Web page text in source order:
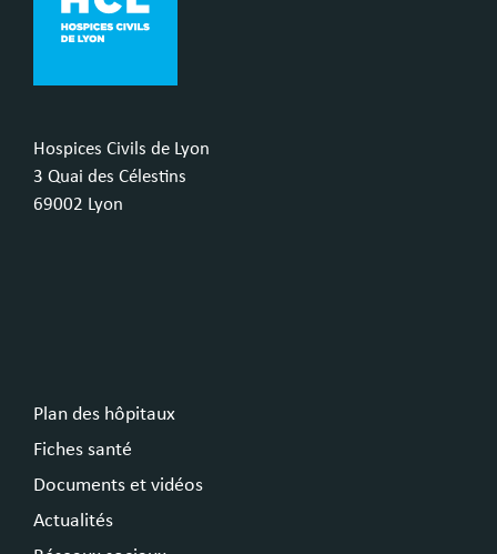
Hospices Civils de Lyon
3 Quai des Célestins
69002 Lyon
Plan des hôpitaux
Fiches santé
Documents et vidéos
Actualités